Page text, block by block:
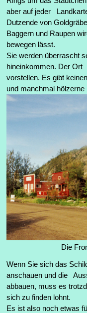
aber auf jeder
Dutzende von
Baggern und Raupen
bewegen lässt.
Sie werden überrascht
hineinkommen. Der
vorstellen. Es gibt
und manchmal
Die
Wenn Sie sich das
anschauen und die
abbauen, muss es
sich zu finden lohnt.
Es ist also noch etwas